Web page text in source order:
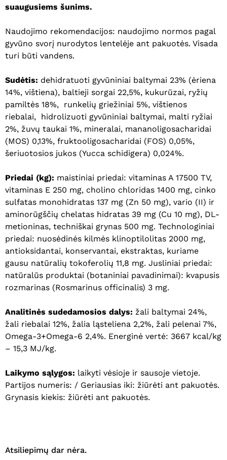
Krepšelyje nėra produktų.
Eiti Į Parduotuvę
suaugusiems šunims.
Naudojimo rekomendacijos: naudojimo normos pagal
gyvūno svorį nurodytos lentelėje ant pakuotės. Visada
turi būti vandens.
Sudėtis: dehidratuoti gyvūniniai baltymai 23% (ėriena
14%, vištiena), baltieji sorgai 22,5%, kukurūzai, ryžių
pamiltės 18%, runkelių griežiniai 5%, vištienos
riebalai, hidrolizuoti gyvūniniai baltymai, malti ryžiai
2%, žuvų taukai 1%, mineralai, mananoligosacharidai
(MOS) 0,13%, fruktooligosacharidai (FOS) 0,05%,
šeriuotosios jukos (Yucca schidigera) 0,024%.
Priedai (kg): maistiniai priedai: vitaminas A 17500 TV,
vitaminas E 250 mg, cholino chloridas 1400 mg, cinko
sulfatas monohidratas 137 mg (Zn 50 mg), vario (II) ir
aminorūgščių chelatas hidratas 39 mg (Cu 10 mg), DL-
metioninas, techniškai grynas 500 mg. Technologiniai
priedai: nuosėdinės kilmės klinoptilolitas 2000 mg,
antioksidantai, konservantai, ekstraktas, kuriame
gausu natūralių tokoferolių 11,8 mg. Jusliniai priedai:
natūralūs produktai (botaniniai pavadinimai): kvapusis
rozmarinas (Rosmarinus officinalis) 3 mg.
Analitinės sudedamosios dalys: žali baltymai 24%,
žali riebalai 12%, žalia ląsteliena 2,2%, žali pelenai 7%,
Omega-3+Omega-6 2,4%. Energinė vertė: 3667 kcal/kg
– 15,3 MJ/kg.
Laikymo sąlygos: laikyti vėsioje ir sausoje vietoje.
Partijos numeris: / Geriausias iki: žiūrėti ant pakuotės.
Grynasis kiekis: žiūrėti ant pakuotės.
Atsiliepimų dar nėra.